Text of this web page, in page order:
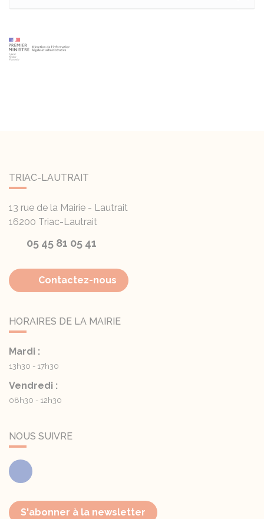
TRIAC-LAUTRAIT
13 rue de la Mairie - Lautrait
16200 Triac-Lautrait
05 45 81 05 41
Contactez-nous
HORAIRES DE LA MAIRIE
Mardi :
13h30 - 17h30
Vendredi :
08h30 - 12h30
NOUS SUIVRE
Facebook
S'abonner à la newsletter